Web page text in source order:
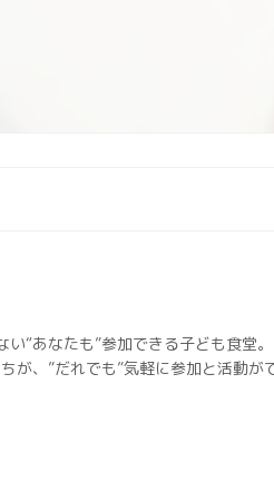
“あなたも”参加できる子ども食堂
が、”だれでも”気軽に参加と活動が